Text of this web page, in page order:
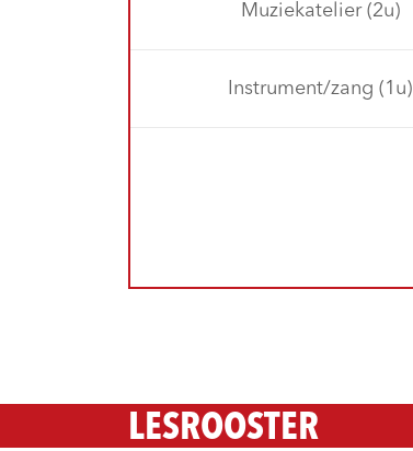
Muziekatelier (2u)
Instrument/zang (1u)
LESROOSTER